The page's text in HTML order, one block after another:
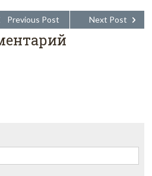
Next Post
Previous Post